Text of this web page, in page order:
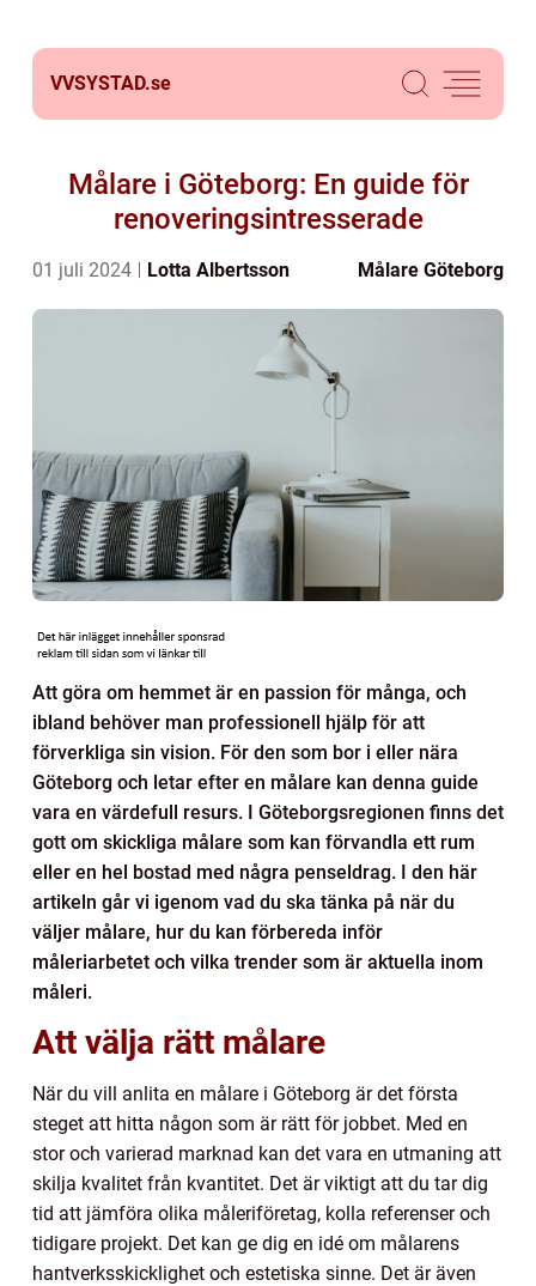
VVSYSTAD.se
Målare i Göteborg: En guide för
renoveringsintresserade
01 juli 2024 Lotta Albertsson Målare Göteborg
Att göra om hemmet är en passion för många, och
ibland behöver man professionell hjälp för att
förverkliga sin vision. För den som bor i eller nära
Göteborg och letar efter en målare kan denna guide
vara en värdefull resurs. I Göteborgsregionen finns det
gott om skickliga målare som kan förvandla ett rum
eller en hel bostad med några penseldrag. I den här
artikeln går vi igenom vad du ska tänka på när du
väljer målare, hur du kan förbereda inför
måleriarbetet och vilka trender som är aktuella inom
måleri.
Att välja rätt målare
När du vill anlita en målare i Göteborg är det första
steget att hitta någon som är rätt för jobbet. Med en
stor och varierad marknad kan det vara en utmaning att
skilja kvalitet från kvantitet. Det är viktigt att du tar dig
tid att jämföra olika måleriföretag, kolla referenser och
tidigare projekt. Det kan ge dig en idé om målarens
hantverksskicklighet och estetiska sinne. Det är även